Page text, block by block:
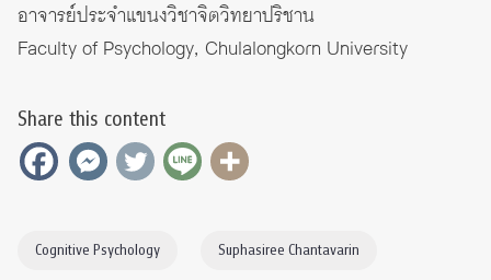
อาจารย์ประจำแขนงวิชาจิตวิทยาปริชาน
Faculty of Psychology, Chulalongkorn University
Share this content
Cognitive Psychology Suphasiree Chantavarin